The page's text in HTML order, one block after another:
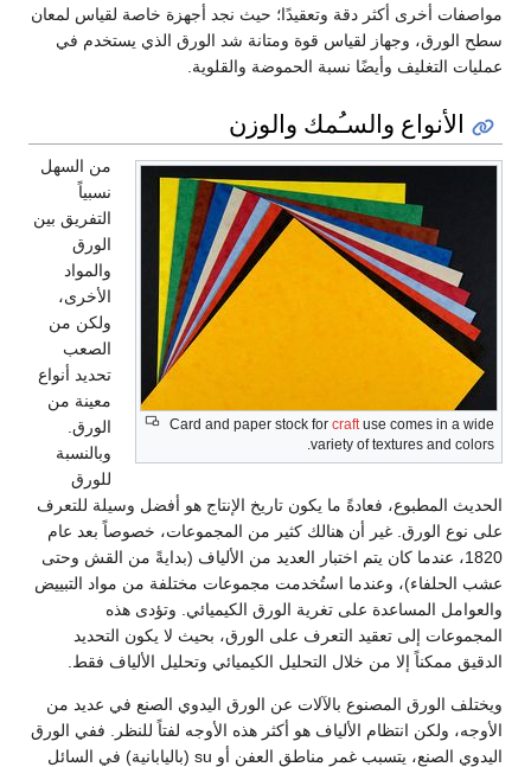
مواصفات أخرى أكثر دقة وتعقيدًا؛ حيث نجد أجهزة خاصة لقياس لمعان
سطح الورق، وجهاز لقياس قوة ومتانة شد الورق الذي يستخدم في
عمليات التغليف وأيضًا نسبة الحموضة والقلوية.
الأنواع والسـُمك والوزن
Card and paper stock for craft use comes in a wide
variety of textures and colors.
من السهل
نسبياً
التفريق بين
الورق
والمواد
الأخرى،
ولكن من
الصعب
تحديد أنواع
معينة من
الورق.
وبالنسبة
للورق
الحديث المطبوع، فعادةً ما يكون تاريخ الإنتاج هو أفضل وسيلة للتعرف
على نوع الورق. غير أن هنالك كثير من المجموعات، خصوصاً بعد عام
1820، عندما كان يتم اختبار العديد من الألياف (بدايةً من القش وحتى
عشب الحلفاء)، وعندما استُخدمت مجموعات مختلفة من مواد التبييض
والعوامل المساعدة على تغرية الورق الكيميائي. وتؤدى هذه
المجموعات إلى تعقيد التعرف على الورق، بحيث لا يكون التحديد
الدقيق ممكناً إلا‏ من خلال التحليل الكيميائي وتحليل الألياف فقط.
ويختلف الورق المصنوع بالآلات عن الورق اليدوي الصنع في عديد من
الأوجه، ولكن انتظام الألياف هو أكثر هذه الأوجه لفتاً للنظر. ففي الورق
اليدوي الصنع، يتسبب غمر مناطق العفن أو su (باليابانية) في السائل